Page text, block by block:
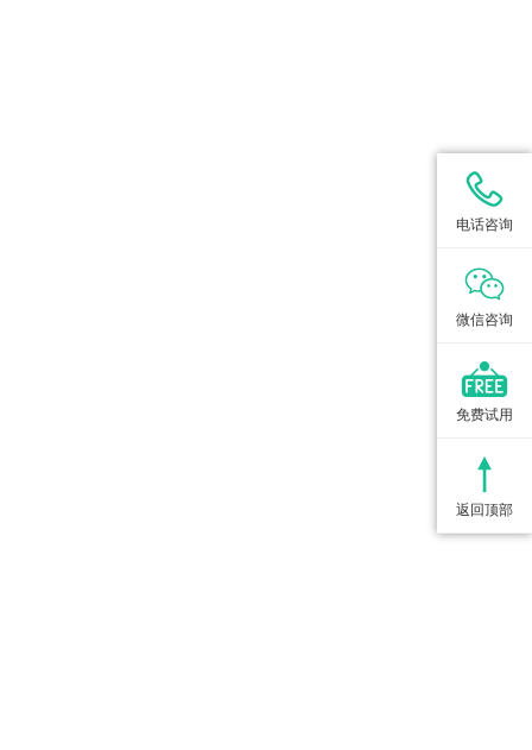
电话咨询
微信咨询
免费试用
返回顶部